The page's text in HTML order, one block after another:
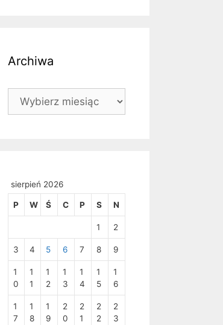
Archiwa
Archiwa
sierpień 2026
P W Ś C P S N
1 2
3 4 5 6 7 8 9
1
0
1
1
1
2
1
3
1
4
1
5
1
6
1
7
1
8
1
9
2
0
2
1
2
2
2
3